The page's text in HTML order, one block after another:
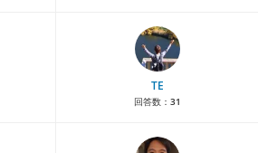
TE
回答数： 31